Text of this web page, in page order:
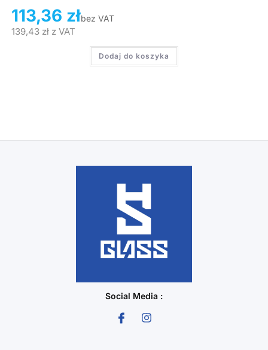
113,36 złbez VAT
139,43 złz VAT
Dodaj do koszyka
Social Media :